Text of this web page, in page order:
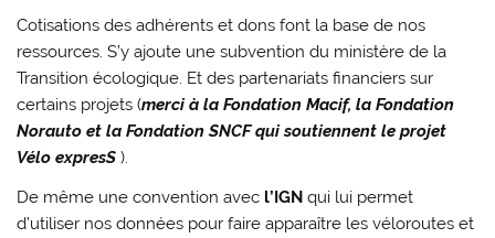
Cotisations des adhérents et dons font la base de nos
ressources. S’y ajoute une subvention du ministère de la
Transition écologique. Et des partenariats financiers sur
certains projets (merci à la Fondation Macif, la Fondation
Norauto et la Fondation SNCF qui soutiennent le projet
Vélo expresS ).
De même une convention avec l’IGN qui lui permet
d’utiliser nos données pour faire apparaître les véloroutes et